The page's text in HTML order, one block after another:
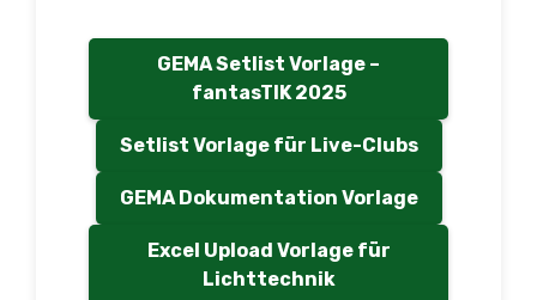
GEMA Setlist Vorlage –
fantasTIK 2025
Setlist Vorlage für Live-Clubs
GEMA Dokumentation Vorlage
Excel Upload Vorlage für
Lichttechnik